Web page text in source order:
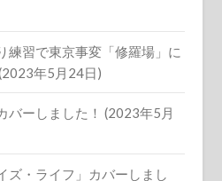
練習で東京事変「修羅場」に
年5月24日)
バーしました！ (2023年5月
ズ・ライフ」カバーしまし